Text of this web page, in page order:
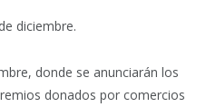
diciembre.
donde se anunciarán los
donados por comercios